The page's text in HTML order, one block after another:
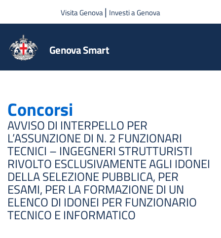
Salta al contenuto principale
Visita Genova| Investi a Genova
Genova Smart
Concorsi
AVVISO DI INTERPELLO PER
L’ASSUNZIONE DI N. 2 FUNZIONARI
TECNICI – INGEGNERI STRUTTURISTI
RIVOLTO ESCLUSIVAMENTE AGLI IDONEI
DELLA SELEZIONE PUBBLICA, PER
ESAMI, PER LA FORMAZIONE DI UN
ELENCO DI IDONEI PER FUNZIONARIO
TECNICO E INFORMATICO